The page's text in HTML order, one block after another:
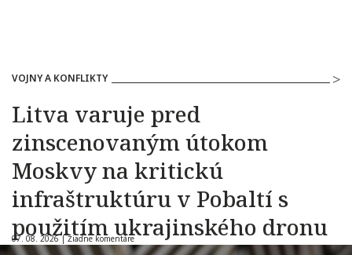
VOJNY A KONFLIKTY
Litva varuje pred
zinscenovaným útokom
Moskvy na kritickú
infraštruktúru v Pobaltí s
použitím ukrajinského dronu
07. 08. 2026 |Žiadne komentáre